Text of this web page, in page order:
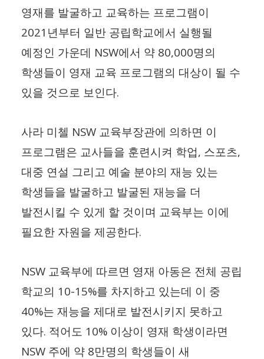
영재를 발굴하고 교육하는 프로그램이
2021 년부터 일반 공립학교에서 실행될
예정인 가운데 NSW에서 약 80,000명의
학생들이 영재 교육 프로그램의 대상이 될 수
있을 것으로 보인다.
사라 미첼 NSW 교육부장관에 의하면 이
프로그램은 교사들을 훈련시켜 학업, 스포츠,
대중 연설 그리고 예술 분야의 재능 있는
학생들을 발굴하고 발굴된 재능을 더
발전시킬 수 있게 할 것이며 교육부는 이에
필요한 자원을 제공한다.
NSW 교육부에 따르면 영재 아동은 전체 공립
학교의 10-15%를 차지하고 있는데 이 중
40%는 재능을 제대로 발전시키지 못하고
있다. 적어도 10% 이상이 영재 학생이라면
NSW 주에 약 8만명의 학생들이 새